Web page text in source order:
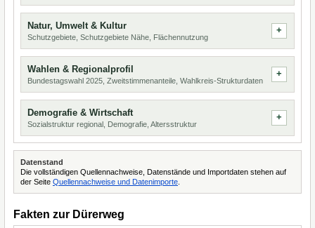
Natur, Umwelt & Kultur
Schutzgebiete, Schutzgebiete Nähe, Flächennutzung
Wahlen & Regionalprofil
Bundestagswahl 2025, Zweitstimmenanteile, Wahlkreis-Strukturdaten
Demografie & Wirtschaft
Sozialstruktur regional, Demografie, Altersstruktur
Datenstand
Die vollständigen Quellennachweise, Datenstände und Importdaten stehen auf
der Seite Quellennachweise und Datenimporte
Fakten zur Dürerweg